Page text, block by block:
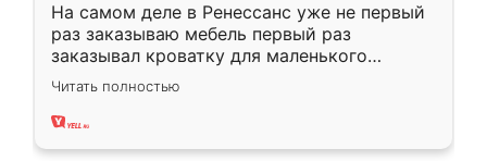
На самом деле в Ренессанс уже не первый
раз заказываю мебель первый раз
заказывал кроватку для маленького
ребёнка при его рождении ,во второй раз
заказал шкаф-купе. По качеству очень
хорошее сборка достаточно быстрая,
Читать полностью